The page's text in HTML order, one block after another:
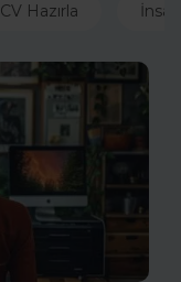
CV Hazırla